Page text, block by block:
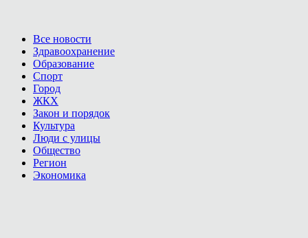
Все новости
Здравоохранение
Образование
Спорт
Город
ЖКХ
Закон и порядок
Культура
Люди с улицы
Общество
Регион
Экономика